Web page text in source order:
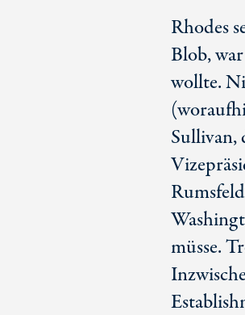
Rhodes
Blob,
wollte.
Sullivan,
müsse.